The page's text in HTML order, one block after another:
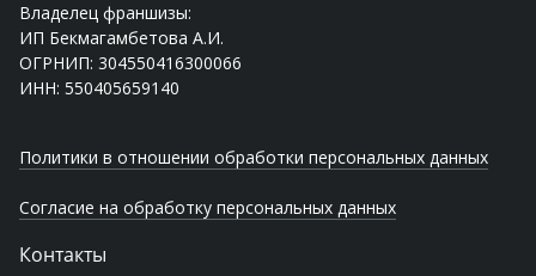
Владелец франшизы:
ИП Бекмагамбетова А.И.
ОГРНИП: 304550416300066
ИНН: 550405659140
Политики в отношении обработки персональных данных
Согласие на обработку персональных данных
Контакты